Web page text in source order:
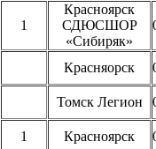
1
Красноярск
СДЮСШОР
«Сибиряк»
Красняорск
Томск Легион
1 Красноярск